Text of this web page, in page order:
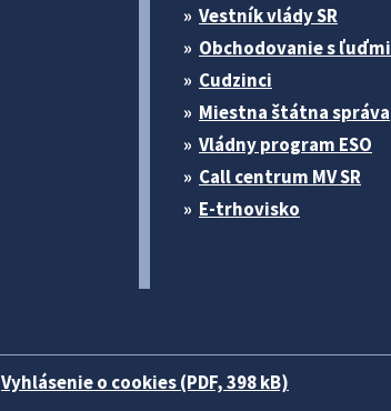
Vestník vlády SR
Obchodovanie s ľuďmi
Cudzinci
Miestna štátna správa
Vládny program ESO
Call centrum MV SR
E-trhovisko
Vyhlásenie o cookies (PDF, 398 kB)